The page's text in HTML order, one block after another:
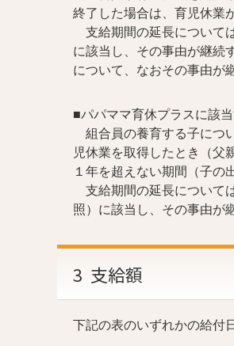
終了した場合は、育児休
支給期間の延長について
に該当し、その事由が継続
について、なおその事由が
■パパママ育休プラスに該
組合員の養育する子につ
児休業を取得したとき（父
１年を超えない期間（子の
支給期間の延長について
照）に該当し、その事由が
3 支給額
下記の表のいずれかの給付